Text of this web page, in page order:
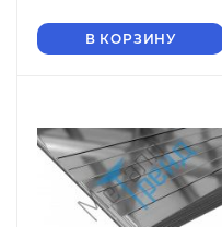
В КОРЗИНУ